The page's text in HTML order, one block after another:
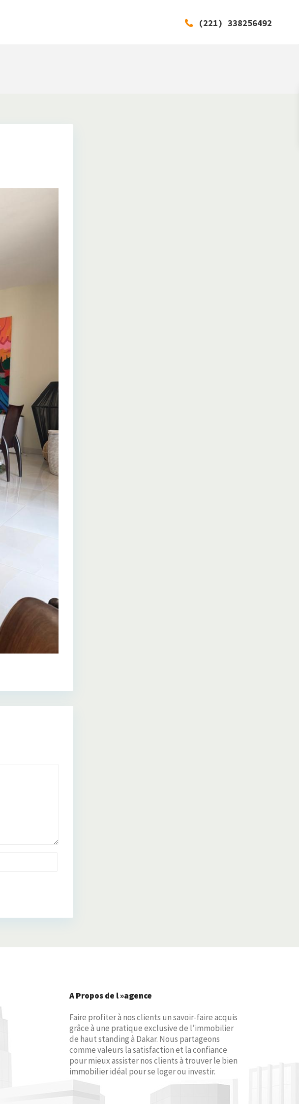
(221) 338256492
A Propos de l »agence
Faire profiter à nos clients un savoir-faire acquis
grâce à une pratique exclusive de l’immobilier
de haut standing à Dakar. Nous partageons
comme valeurs la satisfaction et la confiance
pour mieux assister nos clients à trouver le bien
immobilier idéal pour se loger ou investir.